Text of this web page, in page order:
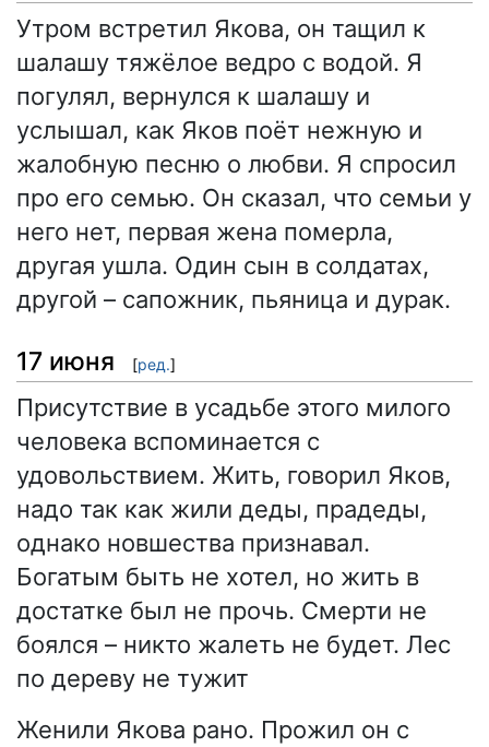
Утром встретил Якова, он тащил к
шалашу тяжёлое ведро с водой. Я
погулял, вернулся к шалашу и
услышал, как Яков поёт нежную и
жалобную песню о любви. Я спросил
про его семью. Он сказал, что семьи у
него нет, первая жена померла,
другая ушла. Один сын в солдатах,
другой – сапожник, пьяница и дурак.
17 июня [ред.]
Присутствие в усадьбе этого милого
человека вспоминается с
удовольствием. Жить, говорил Яков,
надо так как жили деды, прадеды,
однако новшества признавал.
Богатым быть не хотел, но жить в
достатке был не прочь. Смерти не
боялся – никто жалеть не будет. Лес
по дереву не тужит
Женили Якова рано. Прожил он с